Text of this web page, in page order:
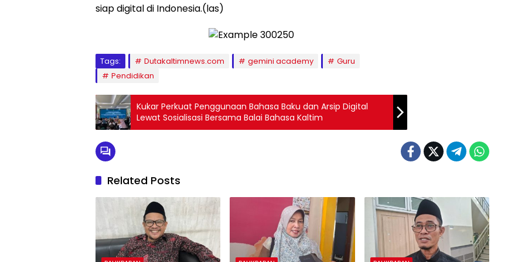
siap digital di Indonesia.(las)
Tags: Dutakaltimnews.com gemini academy
Guru
Pendidikan
Kukar Perkuat Penggunaan Bahasa Baku dan Arsip Digital
Lewat Sosialisasi Bersama Balai Bahasa Kaltim
Related Posts